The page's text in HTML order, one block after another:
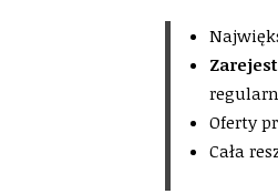
Oferty
Cała